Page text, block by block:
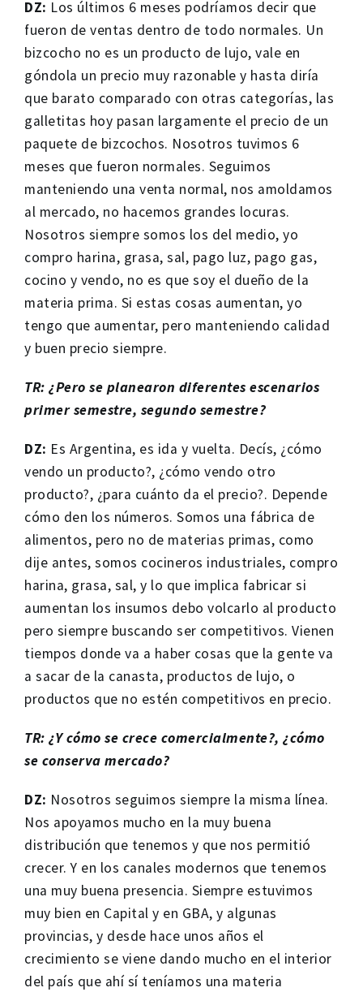
DZ: Los últimos 6 meses podríamos decir que
fueron de ventas dentro de todo normales. Un
bizcocho no es un producto de lujo, vale en
góndola un precio muy razonable y hasta diría
que barato comparado con otras categorías, las
galletitas hoy pasan largamente el precio de un
paquete de bizcochos. Nosotros tuvimos 6
meses que fueron normales. Seguimos
manteniendo una venta normal, nos amoldamos
al mercado, no hacemos grandes locuras.
Nosotros siempre somos los del medio, yo
compro harina, grasa, sal, pago luz, pago gas,
cocino y vendo, no es que soy el dueño de la
materia prima. Si estas cosas aumentan, yo
tengo que aumentar, pero manteniendo calidad
y buen precio siempre.
TR: ¿Pero se planearon diferentes escenarios
primer semestre, segundo semestre?
DZ: Es Argentina, es ida y vuelta. Decís, ¿cómo
vendo un producto?, ¿cómo vendo otro
producto?, ¿para cuánto da el precio?. Depende
cómo den los números. Somos una fábrica de
alimentos, pero no de materias primas, como
dije antes, somos cocineros industriales, compro
harina, grasa, sal, y lo que implica fabricar si
aumentan los insumos debo volcarlo al producto
pero siempre buscando ser competitivos. Vienen
tiempos donde va a haber cosas que la gente va
a sacar de la canasta, productos de lujo, o
productos que no estén competitivos en precio.
TR: ¿Y cómo se crece comercialmente?, ¿cómo
se conserva mercado?
DZ: Nosotros seguimos siempre la misma línea.
Nos apoyamos mucho en la muy buena
distribución que tenemos y que nos permitió
crecer. Y en los canales modernos que tenemos
una muy buena presencia. Siempre estuvimos
muy bien en Capital y en GBA, y algunas
provincias, y desde hace unos años el
crecimiento se viene dando mucho en el interior
del país que ahí sí teníamos una materia